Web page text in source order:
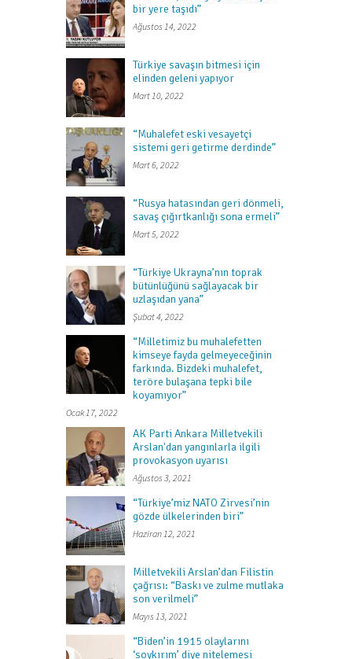
bir yere taşıdı”
Ağustos 14, 2022
Türkiye savaşın bitmesi için
elinden geleni yapıyor
Mart 10, 2022
“Muhalefet eski vesayetçi
sistemi geri getirme derdinde”
Mart 6, 2022
“Rusya hatasından geri dönmeli,
savaş çığırtkanlığı sona ermeli”
Mart 5, 2022
“Türkiye Ukrayna’nın toprak
bütünlüğünü sağlayacak bir
uzlaşıdan yana”
Şubat 4, 2022
“Milletimiz bu muhalefetten
kimseye fayda gelmeyeceğinin
farkında. Bizdeki muhalefet,
teröre bulaşana tepki bile
koyamıyor”
Ocak 17, 2022
AK Parti Ankara Milletvekili
Arslan'dan yangınlarla ilgili
provokasyon uyarısı
Ağustos 3, 2021
“Türkiye’miz NATO Zirvesi’nin
gözde ülkelerinden biri”
Haziran 12, 2021
Milletvekili Arslan’dan Filistin
çağrısı: “Baskı ve zulme mutlaka
son verilmeli”
Mayıs 13, 2021
“Biden’in 1915 olaylarını
‘soykırım’ diye nitelemesi